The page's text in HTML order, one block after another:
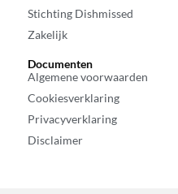
Stichting Dishmissed
Zakelijk
Documenten
Algemene voorwaarden
Cookiesverklaring
Privacyverklaring
Disclaimer